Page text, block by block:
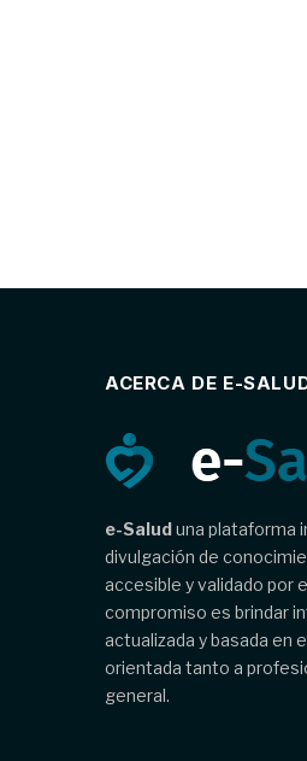
ACERCA DE E-
e-Saluduna plataforma
divulgación de
accesible y validado por
compromiso es brindar
actualizada y basada en
orientada tanto a
general.